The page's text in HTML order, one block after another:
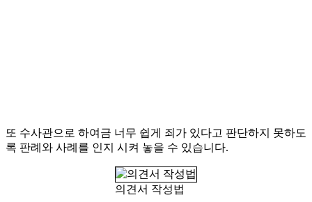
또 수사관으로 하여금 너무 쉽게 죄가 있다고 판단하지 못하도
록 판례와 사례를 인지 시켜 놓을 수 있습니다.
의견서 작성법